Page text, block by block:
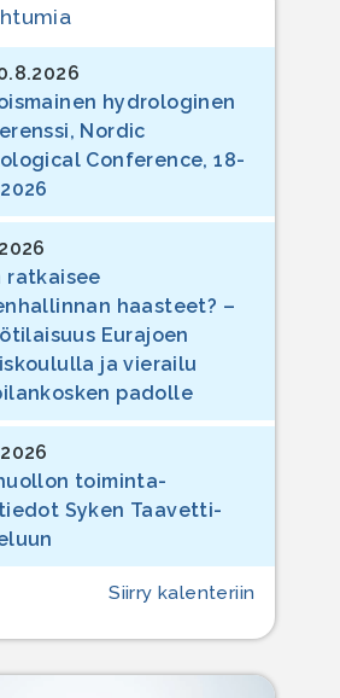
hydrologinen
Nordic
Conference, 18-
ratkaisee
haasteet? –
Eurajoen
ja vierailu
padolle
toiminta-
Syken Taavetti-
Siirry kalenteriin